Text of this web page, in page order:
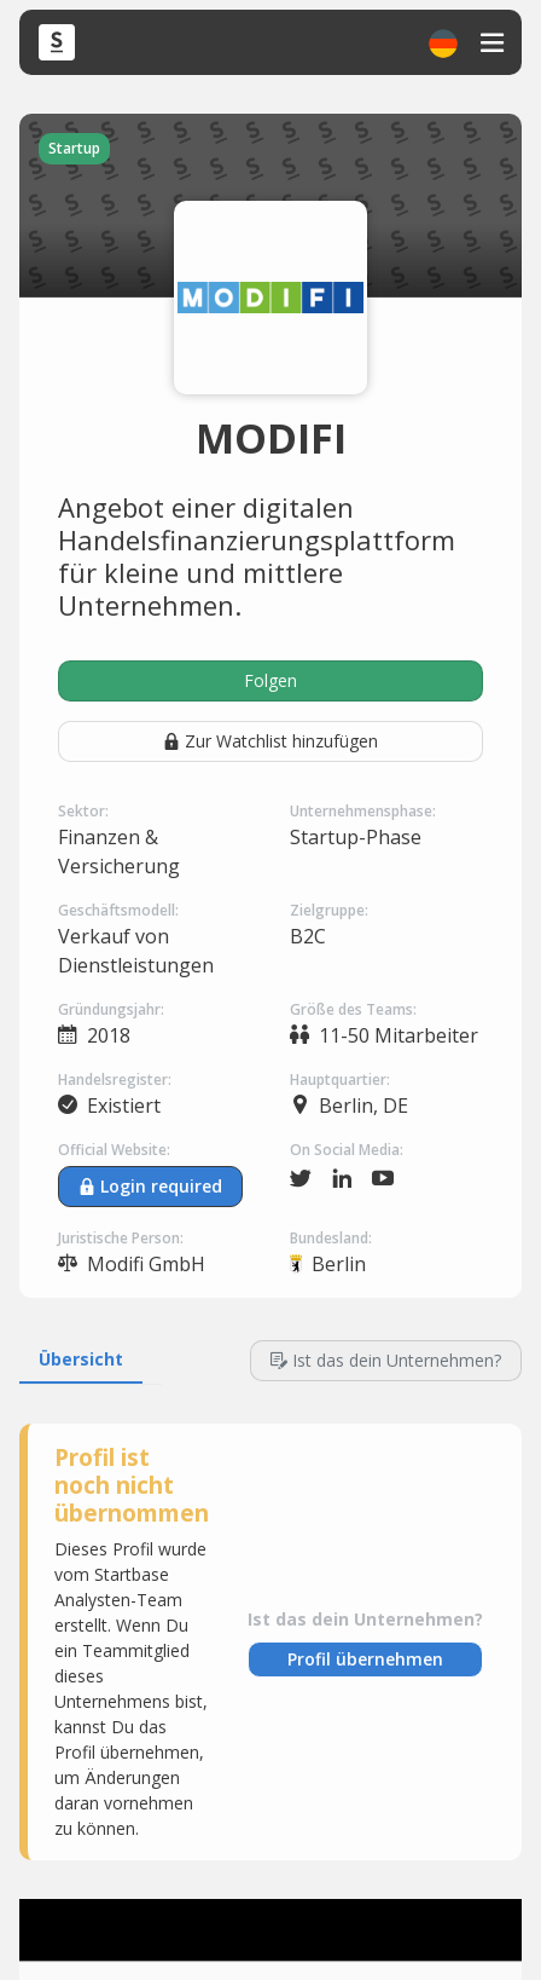
Startup
MODIFI
Angebot einer digitalen
Handelsfinanzierungsplattform
für kleine und mittlere
Unternehmen.
Folgen
Zur Watchlist hinzufügen
Sektor:
Finanzen &
Versicherung
Unternehmensphase:
Startup-Phase
Geschäftsmodell:
Verkauf von
Dienstleistungen
Zielgruppe:
B2C
Gründungsjahr:
2018
Größe des Teams:
11-50 Mitarbeiter
Handelsregister:
Existiert
Hauptquartier:
Berlin, DE
Official Website:
Login required
On Social Media:
Juristische Person:
Modifi GmbH
Bundesland:
Berlin
Übersicht Ist das dein Unternehmen?
Profil ist
noch nicht
übernommen
Dieses Profil wurde
vom Startbase
Analysten-Team
erstellt. Wenn Du
ein Teammitglied
dieses
Unternehmens bist,
kannst Du das
Profil übernehmen,
um Änderungen
daran vornehmen
zu können.
Ist das dein Unternehmen?
Profil übernehmen